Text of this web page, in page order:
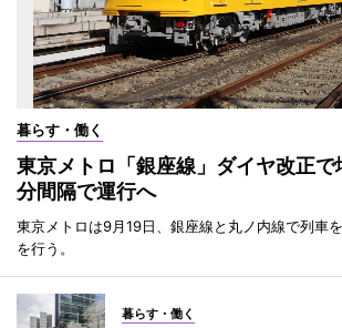
暮らす・働く
東京メトロ「銀座線」ダイヤ改正
分間隔で運行へ
東京メトロは9月19日、銀座線と丸ノ内線で列車
を行う。
暮らす・働く